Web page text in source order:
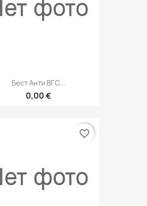
Бест Анти ВГС...
0,00 €
favorite_border